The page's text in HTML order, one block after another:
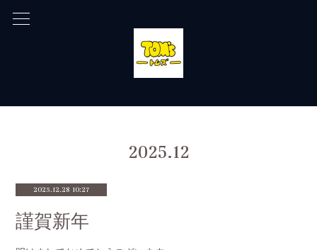
2025.12
2025.12.28 10:27
謹賀新年